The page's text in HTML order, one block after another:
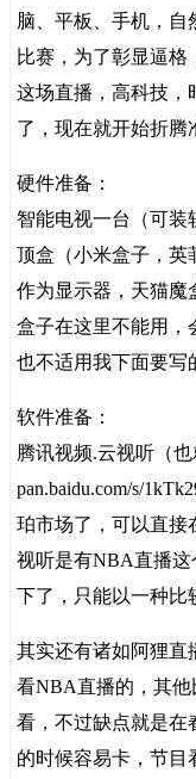
脑、平板、手机，自
比赛，为了彰显逼
这场直播，高科技，
了，现在就开始折腾
硬件准备：
智能电视一台（可装
顶盒（小米盒子，英
作为显示器，天猫魔
盒子在这里不能用，
也不适用我下面要写
软件准备：
腾讯视频.云视听（
pan.baidu.com/s/
珀市场了，可以直接
视听是有NBA直播
下了，只能以一种比
其实还有诸如阿狸直
看NBA直播的，其
看，不过缺点就是在
的时候容易卡，节目